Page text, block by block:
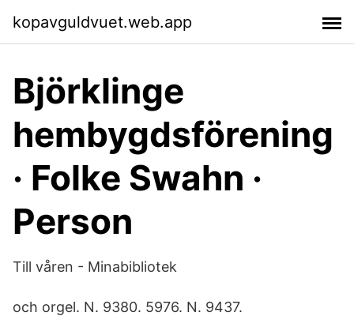
kopavguldvuet.web.app
Björklinge
hembygdsförening
· Folke Swahn ·
Person
Till våren - Minabibliotek
och orgel. N. 9380. 5976. N. 9437.